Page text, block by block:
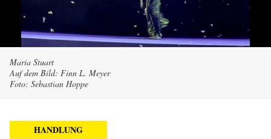
Maria Stuart
Auf dem Bild: Finn L. Meyer
Foto: Sebastian Hoppe
HANDLUNG